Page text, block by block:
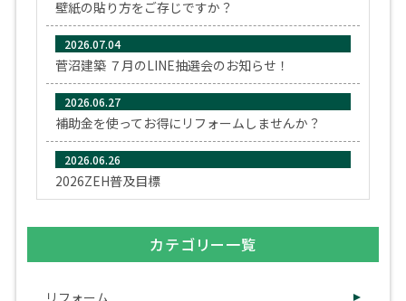
壁紙の貼り方をご存じですか？
2026.07.04
菅沼建築 ７月のLINE抽選会のお知らせ！
2026.06.27
補助金を使ってお得にリフォームしませんか？
2026.06.26
2026ZEH普及目標
カテゴリー一覧
リフォーム